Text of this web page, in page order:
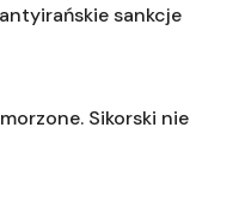
sankcje
Sikorski nie